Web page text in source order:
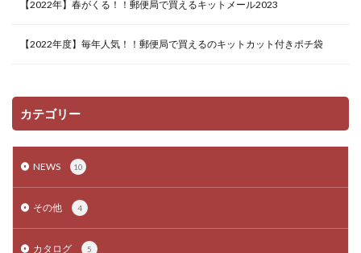
【2022年】春がくる！！郵便局で買えるキットメール2023
【2022年度】毎年人気！！郵便局で買えるのキットカット付きポチ袋
カテゴリー
NEWS 10
その他 4
カタログ 5